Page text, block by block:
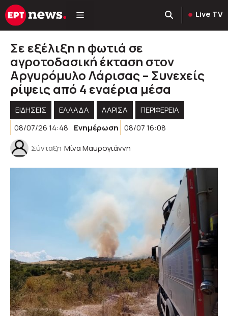
Μετάβαση
σε
Live TV
Σε εξέλιξη η φωτιά σε
αγροτοδασική έκταση στον
Αργυρόμυλο Λάρισας – Συνεχείς
ρίψεις από 4 εναέρια μέσα
ΕΙΔΗΣΕΙΣ ΕΛΛΑΔΑ ΛΑΡΙΣΑ
ΠΕΡΙΦΈΡΕΙΑ
08/07/26 14:48
Ενημέρωση 08/07 16:08
Σύνταξη Μίνα Μαυρογιάννη